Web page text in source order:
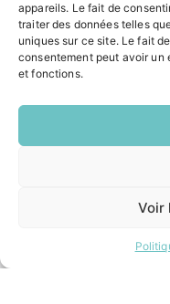
appareils. Le fait de
traiter des données telles
uniques sur ce site. Le fait
consentement peut avoir
et fonctions.
Voir
Pôle santé
Le Saucatais
Formalités
Restauration scolaire
INFORMATIONS